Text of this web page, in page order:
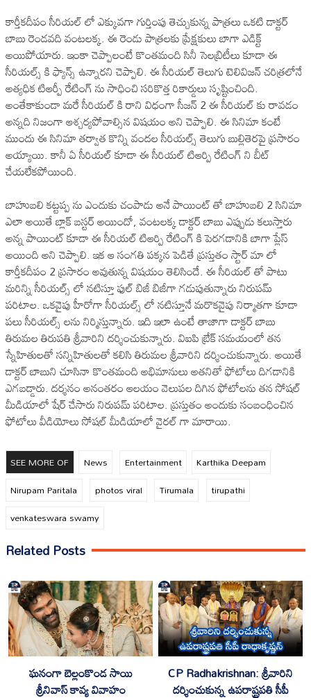
కార్తీకదీపం సీరియల్ లో ఎక్కువగా గుర్తింపు తెచ్చుకున్న పాత్రలు ఒకటి డాక్టర్
బాబు రెండవది వంటలక్క. ఈ రెండు పాత్రలకు ప్రేక్షకులు బాగా ఎడిక్ట్
అయిపోయారు. ఇంకా చెప్పాలంటే కొంతమంది సినీ సెలబ్రిటీలు కూడా ఈ
సీరియల్స్ కి ఫ్యాన్స్ ఉన్నారని చెప్పాలి. ఈ సీరియల్ తెలుగు టెలివిజన్ చరిత్రలోనే
అత్యధిక టిఆర్పీ రేటింగ్ ను సాధించి సరికొత్త రికార్డులు సృష్టించింది.
అంతేకాకుండా మరే సీరియల్ కి రాని విధంగా సీజన్ 2 ఈ సీరియల్ కు రావడం
అన్నది నిజంగా ఆశ్చర్యపోవాల్సిన విషయం అని చెప్పాలి. ఈ సినిమా కంటే
ముందు ఈ సినిమా తర్వాత కొన్ని వందల సీరియల్స్ తెలుగు బుల్లితెరపై ప్రసారం
అయ్యాయి. కానీ ఏ సీరియల్ కూడా ఈ సీరియల్ టిఆర్పి రేటింగ్ ని బీట్
చేయలేకపోయింది.
బాహుబలి కట్టప్ప ను ఎందుకు చంపాడు అనే పాయింట్ తో బాహుబలి 2 సినిమా
ఎలా అయితే బ్లాక్ బస్టర్ అయిందో, వంటలక్క డాక్టర్ బాబు ఎప్పుడు కలుస్తారు
అన్న పాయింట్ కూడా ఈ సీరియల్ టిఆర్పి రేటింగ్ కి పెరగడానికి బాగా ప్లేస్
అయింది అని చెప్పాలి. ఇక ఆ సంగతి పక్కన పెడితే ప్రస్తుతం స్టార్ మా లో
కార్తీకదీపం 2 ప్రసారం అవుతున్న విషయం తెలిసిందే. ఈ సీరియల్ తో పాటు
మరిన్ని సీరియల్స్ లో నటిస్తూ ఫుల్ బిజీ బిజీగా గడుపుతున్నారు నిరుపమ్
పరిటాల. ఒకవైపు హీరోగా సీరియల్స్ లో నటిస్తూనే మరొకవైపు నిర్మాతగా కూడా
పలు సీరియల్స్ లను నిర్మిస్తున్నారు. ఇది ఇలా ఉంటే తాజాగా డాక్టర్ బాబు
తిరుమల తిరుపతి శ్రీవారిని దర్శించుకున్నారు. విఐపి బ్రేక్ సమయంలో తన
స్నేహితులతో సన్నిహితులతో కలిసి తిరుమల శ్రీవారిని దర్శించుకున్నారు. అయితే
డాక్టర్ బాబుని చూసినా కొంతమంది అభిమానులు అతనితో ఫోటోలు దిగడానికి
ఎగబడ్డారు. దర్శనం అనంతరం ఆలయం వెలుపల దిగిన ఫోటోలను తన సోషల్
మీడియాలో షేర్ చేసారు నిరుపమ్ పరిటాల. ప్రస్తుతం అందుకు సంబంధించిన
ఫోటోలు వీడియోలు సోషల్ మీడియాలో వైరల్ గా మారాయి.
SEE MORE OF News Entertainment
Karthika Deepam
Nirupam Paritala
photos viral Tirumala
tirupathi
venkateswara swamy
Related Posts
ఘనంగా బెల్లంకొండ సాయి
శ్రీనివాస్ కావ్య వివాహం
CP Radhakrishnan: శ్రీవారిని
దర్శించుకున్న ఉపరాష్ట్రపతి సీపీ